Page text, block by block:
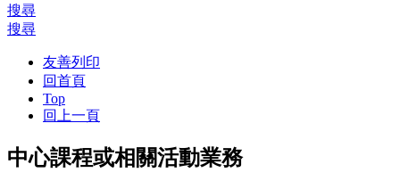
搜尋
搜尋
友善列印
回首頁
Top
回上一頁
中心課程或相關活動業務